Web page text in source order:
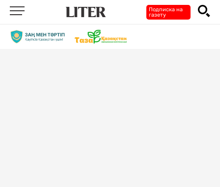
Подписка на
газету